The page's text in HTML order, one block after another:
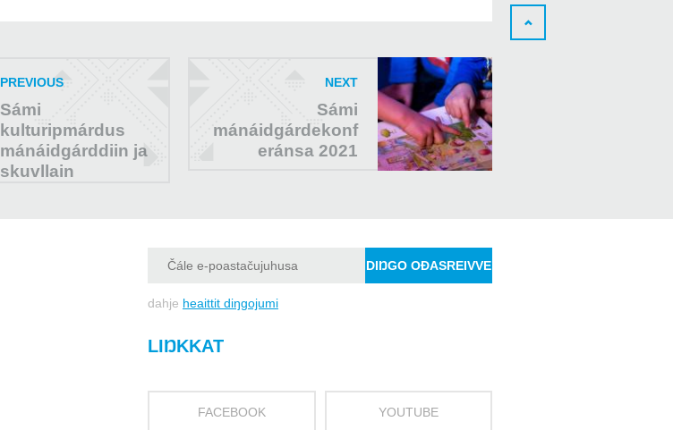
PREVIOUS
Sámi
kulturipmárdus
mánáidgárddiin ja
skuvllain
NEXT
Sámi
mánáidgárdekonf
eránsa 2021
dahje heaittit diŋgojumi
LIŊKKAT
FACEBOOK YOUTUBE